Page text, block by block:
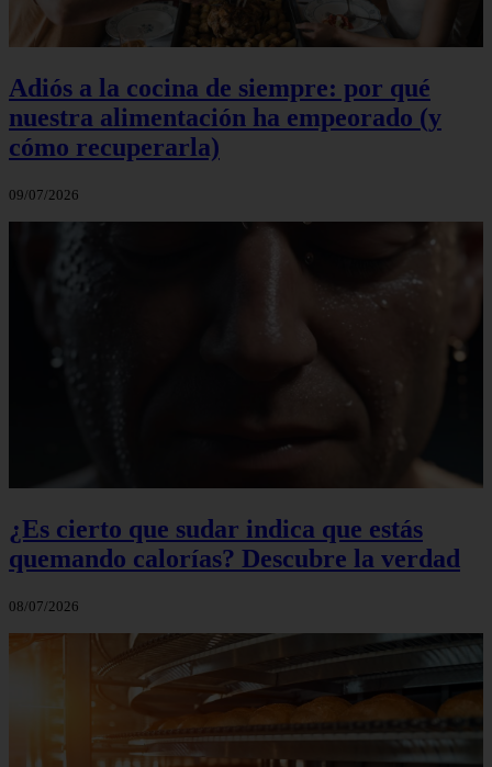
Adiós a la cocina de siempre: por qué
nuestra alimentación ha empeorado (y
cómo recuperarla)
09/07/2026
¿Es cierto que sudar indica que estás
quemando calorías? Descubre la verdad
08/07/2026